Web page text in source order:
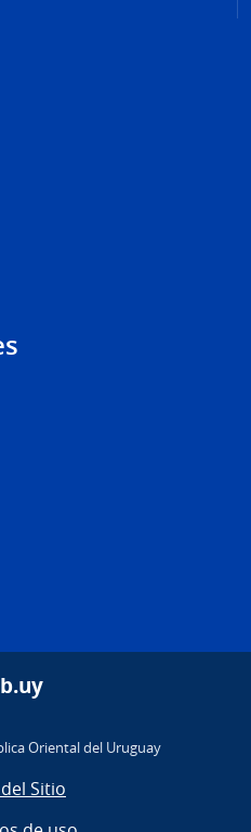
Oriental del Uruguay
Sitio